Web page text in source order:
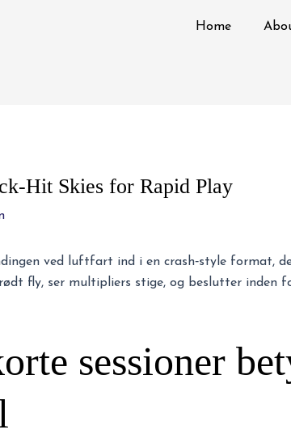
Home
Skies for Rapid Play
ved luftfart ind i en crash‑style format,
fly, ser multipliers stige, og beslutter inden
sessioner